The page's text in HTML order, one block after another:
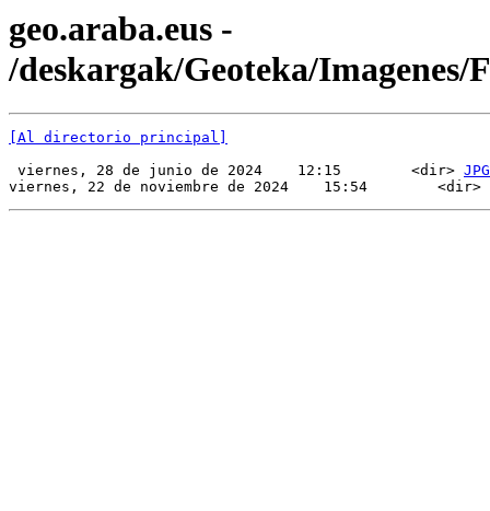
geo.araba.eus -
/deskargak/Geoteka/Imagenes/
[Al directorio principal]
viernes, 28 de junio de 2024    12:15        <dir> JPG
viernes, 22 de noviembre de 2024    15:54        <dir>